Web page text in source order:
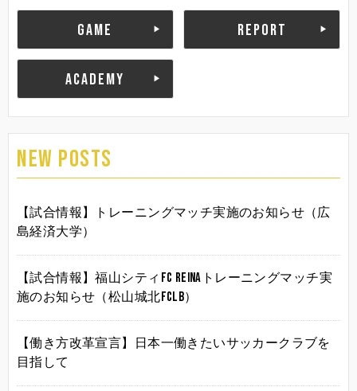
GAME REPORT
ACADEMY
NEW POSTS
【試合情報】トレーニングマッチ実施のお知らせ（広
島経済大学）
【試合情報】福山シティFC Reinaトレーニングマッチ実
施のお知らせ（松山城北FCLB）
【働き方改革宣言】日本一働きたいサッカークラブを
目指して